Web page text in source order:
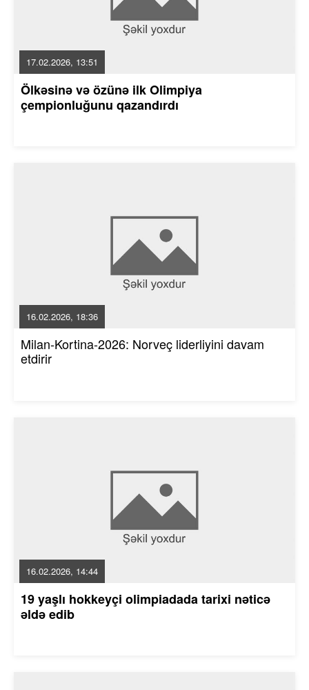
17.02.2026, 13:51
Ölkəsinə və özünə ilk Olimpiya
çempionluğunu qazandırdı
16.02.2026, 18:36
Milan-Kortina-2026: Norveç liderliyini davam
etdirir
16.02.2026, 14:44
19 yaşlı hokkeyçi olimpiadada tarixi nəticə
əldə edib